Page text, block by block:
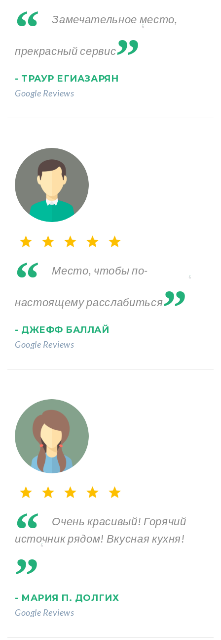
“ Замечательное место,
прекрасный сервис„
- ТРАУР ЕГИАЗАРЯН
Google Reviews
“ Место, чтобы по-
настоящему расслабиться„
- ДЖЕФФ БАЛЛАЙ
Google Reviews
“
Очень красивый! Горячий
источник рядом! Вкусная кухня!
„
- МАРИЯ П. ДОЛГИХ
Google Reviews